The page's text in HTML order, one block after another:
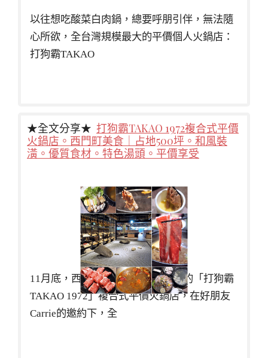
以往想吃酸菜白肉鍋，總要呼朋引伴，無法隨
心所欲，全台灣規模最大的平價個人火鍋店：
打狗霸TAKAO
★全文分享★ 打狗霸TAKAO 1972複合式平價
火鍋店。西門町美食｜占地500坪。和風裝
潢。優質食材。特色湯頭。平價享受
11月底，西門町新開一家名字很酷的「打狗霸
TAKAO 1972」複合式平價火鍋店，在好朋友
Carrie的邀約下，全